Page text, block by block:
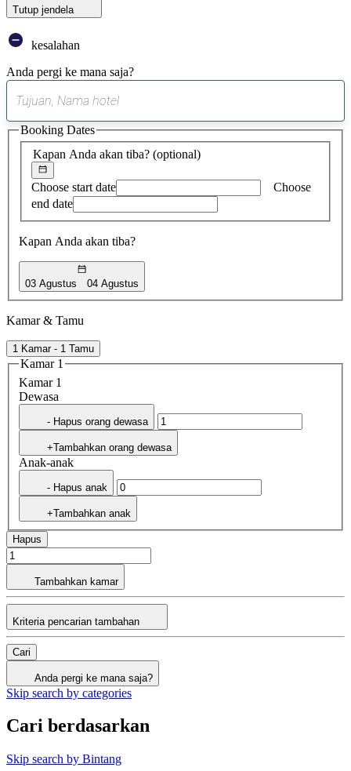
Tutup jendela
kesalahan
Anda pergi ke mana saja?
saran
ditemukan
Kapan Anda akan tiba? (optional)
Choose start date
Choose
end date
Kapan Anda akan tiba?
03 Agustus 04 Agustus
Booking Dates
Kamar & Tamu
1 Kamar - 1 Tamu
Kamar 1
Kamar 1
Dewasa
- Hapus orang dewasa
+Tambahkan orang dewasa
Anak-anak
- Hapus anak
+Tambahkan anak
Hapus
Tambahkan kamar
Kriteria pencarian tambahan
Cari
Anda pergi ke mana saja?
Skip search by categories
Cari berdasarkan
Skip search by Bintang